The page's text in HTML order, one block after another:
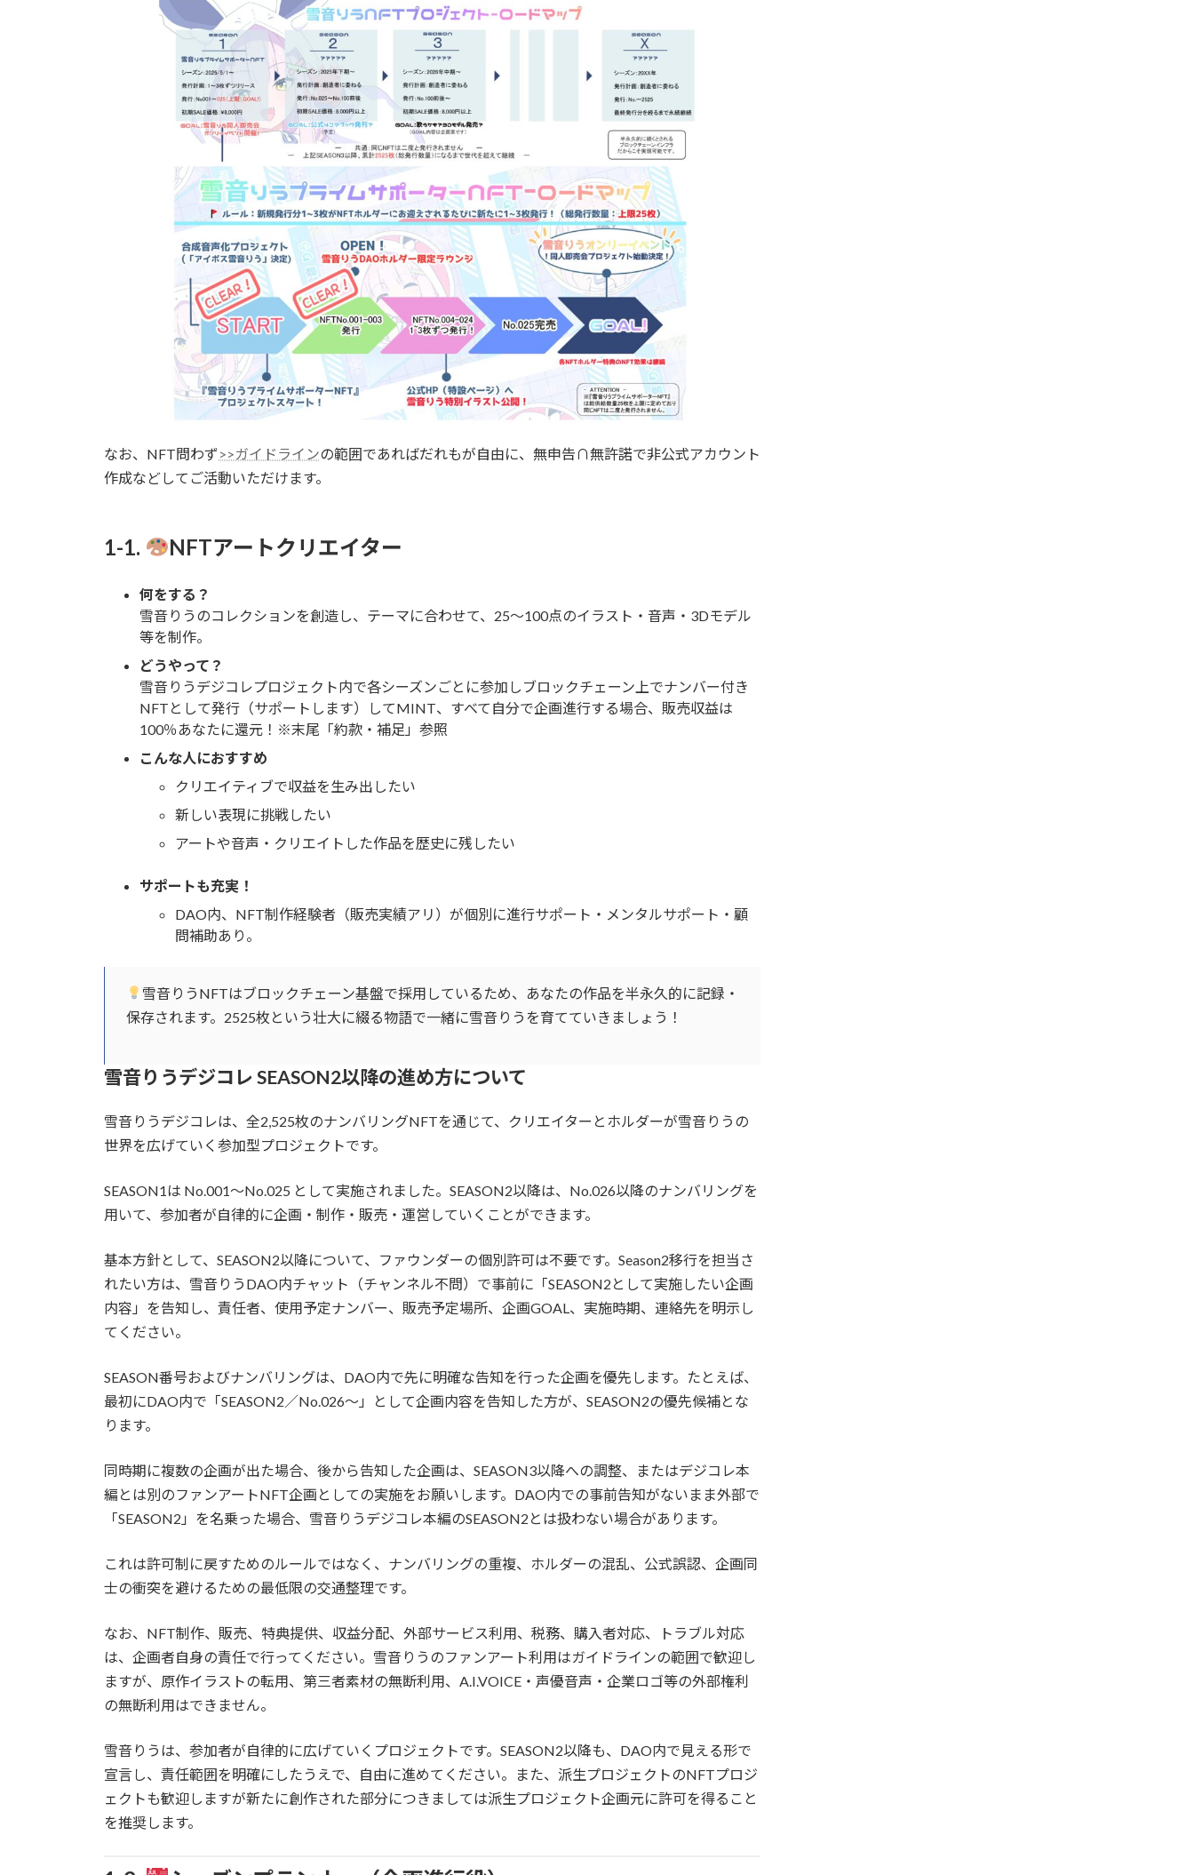
なお、NFT問わず>>ガイドラインの範囲であればだれもが自由に、無申告∩無許諾で非公式アカウント
作成などしてご活動いただけます。
1-1. NFTアートクリエイター
何をする？
雪音りうのコレクションを創造し、テーマに合わせて、25～100点のイラスト・音声・3Dモデル
等を制作。
どうやって？
雪音りうデジコレプロジェクト内で各シーズンごとに参加しブロックチェーン上でナンバー付き
NFTとして発行（サポートします）してMINT、すべて自分で企画進行する場合、販売収益は
100％あなたに還元！※末尾「約款・補足」参照
こんな人におすすめ
クリエイティブで収益を生み出したい
新しい表現に挑戦したい
アートや音声・クリエイトした作品を歴史に残したい
サポートも充実！
DAO内、NFT制作経験者（販売実績アリ）が個別に進行サポート・メンタルサポート・顧
問補助あり。
雪音りうNFTはブロックチェーン基盤で採用しているため、あなたの作品を半永久的に記録・
保存されます。2525枚という壮大に綴る物語で一緒に雪音りうを育てていきましょう！
雪音りうデジコレ SEASON2以降の進め方について
雪音りうデジコレは、全2,525枚のナンバリングNFTを通じて、クリエイターとホルダーが雪音りうの
世界を広げていく参加型プロジェクトです。
SEASON1は No.001〜No.025 として実施されました。SEASON2以降は、No.026以降のナンバリングを
用いて、参加者が自律的に企画・制作・販売・運営していくことができます。
基本方針として、SEASON2以降について、ファウンダーの個別許可は不要です。Season2移行を担当さ
れたい方は、雪音りうDAO内チャット（チャンネル不問）で事前に「SEASON2として実施したい企画
内容」を告知し、責任者、使用予定ナンバー、販売予定場所、企画GOAL、実施時期、連絡先を明示し
てください。
SEASON番号およびナンバリングは、DAO内で先に明確な告知を行った企画を優先します。たとえば、
最初にDAO内で「SEASON2／No.026〜」として企画内容を告知した方が、SEASON2の優先候補とな
ります。
同時期に複数の企画が出た場合、後から告知した企画は、SEASON3以降への調整、またはデジコレ本
編とは別のファンアートNFT企画としての実施をお願いします。DAO内での事前告知がないまま外部で
「SEASON2」を名乗った場合、雪音りうデジコレ本編のSEASON2とは扱わない場合があります。
これは許可制に戻すためのルールではなく、ナンバリングの重複、ホルダーの混乱、公式誤認、企画同
士の衝突を避けるための最低限の交通整理です。
なお、NFT制作、販売、特典提供、収益分配、外部サービス利用、税務、購入者対応、トラブル対応
は、企画者自身の責任で行ってください。雪音りうのファンアート利用はガイドラインの範囲で歓迎し
ますが、原作イラストの転用、第三者素材の無断利用、A.I.VOICE・声優音声・企業ロゴ等の外部権利
の無断利用はできません。
雪音りうは、参加者が自律的に広げていくプロジェクトです。SEASON2以降も、DAO内で見える形で
宣言し、責任範囲を明確にしたうえで、自由に進めてください。また、派生プロジェクトのNFTプロジ
ェクトも歓迎しますが新たに創作された部分につきましては派生プロジェクト企画元に許可を得ること
を推奨します。